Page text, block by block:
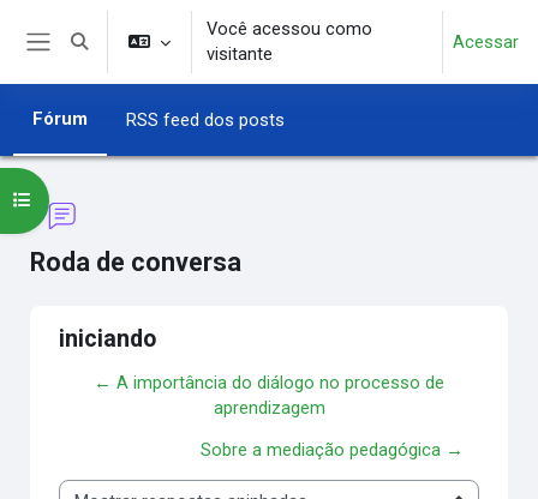
Ir para o conteúdo principal
Alternar entrada de pesquisa
Você acessou como
visitante
Acessar
Fórum RSS feed dos posts
Roda de conversa
Abrir índice do curso
iniciando
← A importância do diálogo no processo de
aprendizagem
Sobre a mediação pedagógica →